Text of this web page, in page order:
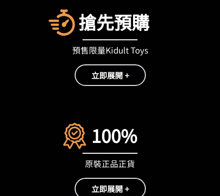
搶先預購
預售限量Kidult Toys
立即展開 +
100%
原裝正品正貨
立即展開 +